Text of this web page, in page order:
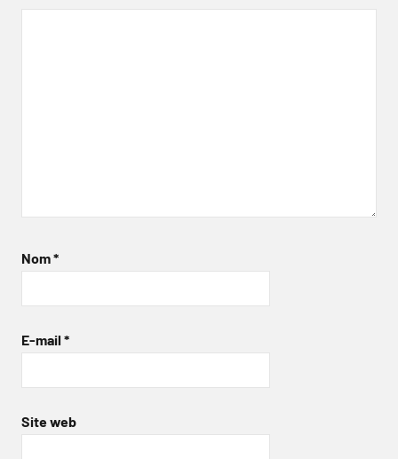
Nom*
E-mail *
Site web